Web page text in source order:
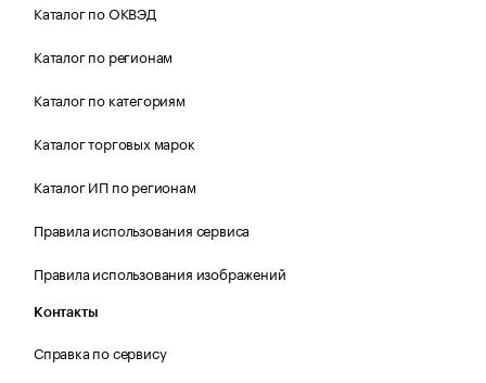
Каталог по ОКВЭД
Каталог по регионам
Каталог по категориям
Каталог торговых марок
Каталог ИП по регионам
Правила использования сервиса
Правила использования изображений
Контакты
Справка по сервису